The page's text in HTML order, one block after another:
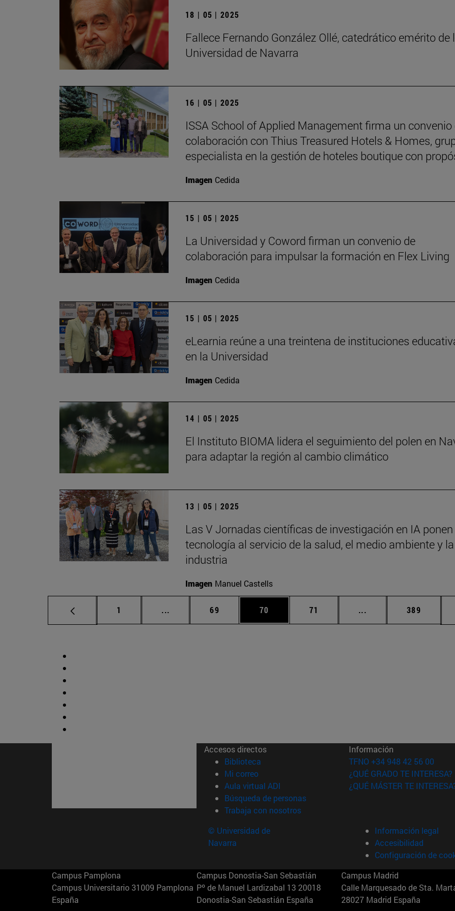
18 | 05 | 2025
Fallece Fernando González Ollé, catedrático emérito de
Universidad de Navarra
16 | 05 | 2025
ISSA School of Applied Management firma un convenio
colaboración con Thius Treasured Hotels & Homes,
especialista en la gestión de hoteles boutique con
Imagen Cedida
15 | 05 | 2025
La Universidad y Coword firman un convenio de
colaboración para impulsar la formación en Flex Living
Imagen Cedida
15 | 05 | 2025
eLearnia reúne a una treintena de instituciones
en la Universidad
Imagen Cedida
14 | 05 | 2025
El Instituto BIOMA lidera el seguimiento del polen en
para adaptar la región al cambio climático
13 | 05 | 2025
Las V Jornadas científicas de investigación en IA
tecnología al servicio de la salud, el medio ambiente y la
industria
Imagen Manuel Castells
Página
1 ... Páginas intermedias Use TAB para desplazarse.
Página
69 Página
70 Página
71 ... Páginas intermedias
Página
389
Accesos directos
Biblioteca (abre en nueva ventana)
Mi correo(abre en nueva ventana)
Aula virtual ADI (abre en nueva ventana)
Búsqueda de personas(abre en nueva ventana)
Trabaja con nosotros(abre en nueva ventana)
Información
TFNO +34 948 42 56 00
¿QUÉ GRADO TE INTERESA?
¿QUÉ MÁSTER TE
© Universidad de
Navarra
Información legal
Accesibilidad
Configuración de
Campus Pamplona
Campus Universitario 31009 Pamplona
España
Campus Donostia-San Sebastián
Pº de Manuel Lardizabal 13 20018
Donostia-San Sebastián España
Campus Madrid
Calle Marquesado de Sta.
28027 Madrid España